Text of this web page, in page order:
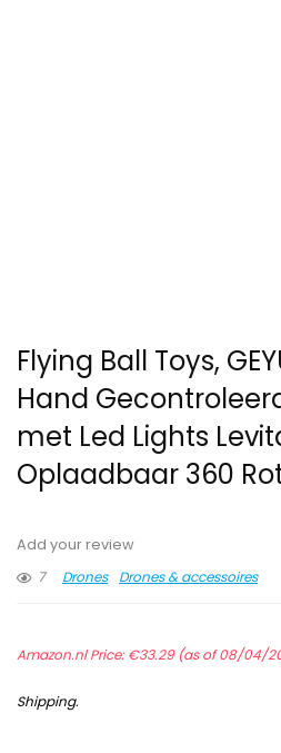
Flying Ball Toys,
Hand
met Led Lights
Oplaadbaar 360
Add your review
7
Drones Drones & accessoires
Amazon.nl Price:€33.29(as of 08/04/
Shipping.